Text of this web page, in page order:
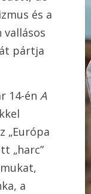
és a
vallásos
pártja
14-én A
„Európa
„harc”
a